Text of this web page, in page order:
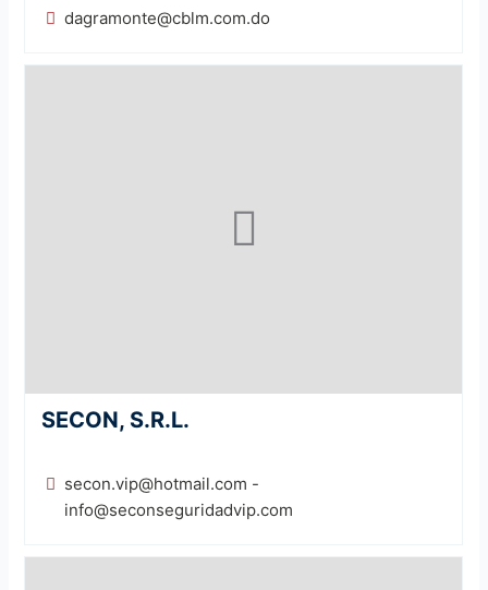
dagramonte@cblm.com.do
SECON, S.R.L.
secon.vip@hotmail.com -
info@seconseguridadvip.com